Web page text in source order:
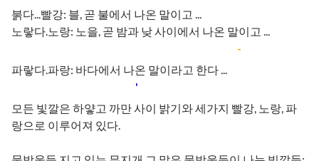
붉다...빨강: 블, 곧 불에서 나온 말이고 ...
노랗다.노랑: 노을, 곧 밤과 낮 사이에서 나온 말이고 ...
-
파랗다.파랑: 바다에서 나온 말이라고 한다 ...
모든 빛깔은 하얗고 까만 사이 밝기와 세가지 빨강, 노랑, 파
랑으로 이루어져 있다.